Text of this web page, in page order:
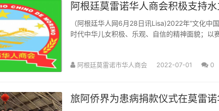
阿根廷莫雷诺华人商会积极支持
（阿根廷华人网6月28日讯Lisa)2022年“文化中
时代中华儿女积极、乐观、自信的精神面貌；以
阿根廷莫雷诺市华人商会 2022-07-01 0
旅阿侨界为患病捐款仪式在莫雷